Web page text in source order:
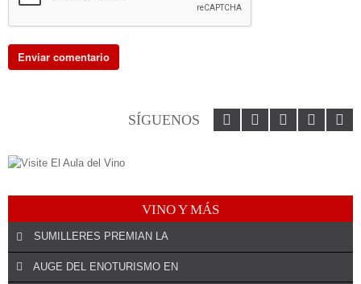
SÍGUENOS
VINO Y MÁS
SUMILLERES PREMIAN LA
AUGE DEL ENOTURISMO EN